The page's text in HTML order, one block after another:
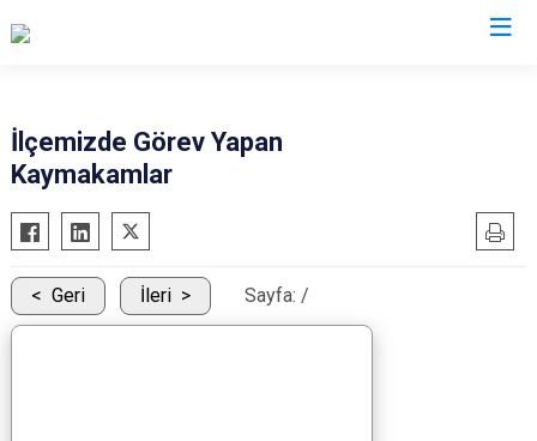
Atabey
Eğirdir
Gönen
Keçiborlu
Yalvaç
Yenişarbademli
İlçemizde Görev Yapan
Kaymakamlar
Geri İleri Sayfa: /